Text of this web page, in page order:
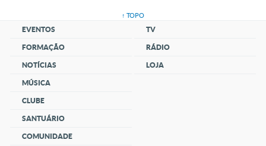
↑ TOPO
EVENTOS
FORMAÇÃO
NOTÍCIAS
MÚSICA
CLUBE
SANTUÁRIO
COMUNIDADE
TV
RÁDIO
LOJA